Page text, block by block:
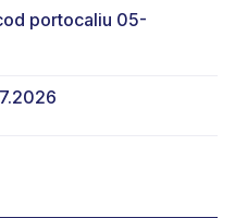
portocaliu 05-